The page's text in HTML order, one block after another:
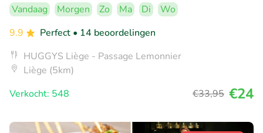
Vandaag Morgen Zo Ma Di
Wo
9.9
Perfect • 14 beoordelingen
HUGGYS Liège - Passage Lemonnier
Liège (5km)
Verkocht: 548
€33,95 €24